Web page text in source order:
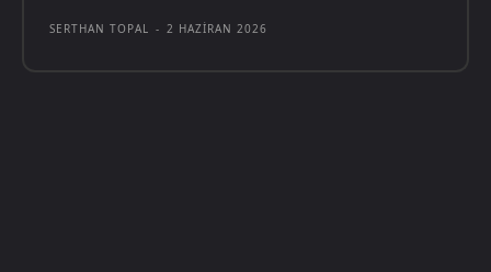
SERTHAN TOPAL - 2 HAZIRAN 2026